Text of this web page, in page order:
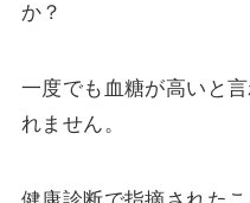
か？
一度でも血糖が高いと
れません。